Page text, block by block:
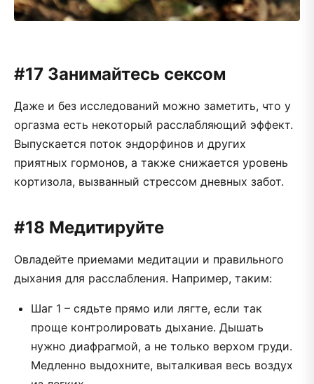
#17 Занимайтесь сексом
Даже и без исследований можно заметить, что у
оргазма есть некоторый расслабляющий эффект.
Выпускается поток эндорфинов и других
приятных гормонов, а также снижается уровень
кортизола, вызванный стрессом дневных забот.
#18 Медитируйте
Овладейте приемами медитации и правильного
дыхания для расслабления. Например, таким:
Шаг 1 – сядьте прямо или лягте, если так
проще контролировать дыхание. Дышать
нужно диафрагмой, а не только верхом груди.
Медленно выдохните, выталкивая весь воздух